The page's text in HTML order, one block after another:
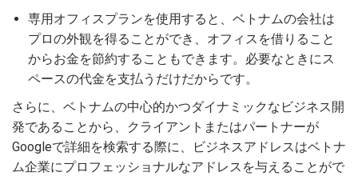
専用オフィスプランを使用すると、ベトナムの会社は
プロの外観を得ることができ、オフィスを借りること
からお金を節約することもできます。必要なときにス
ペースの代金を支払うだけだからです。
さらに、ベトナムの中心的かつダイナミックなビジネス開
発であることから、クライアントまたはパートナーが
Googleで詳細を検索する際に、ビジネスアドレスはベトナ
ム企業にプロフェッショナルなアドレスを与えることがで